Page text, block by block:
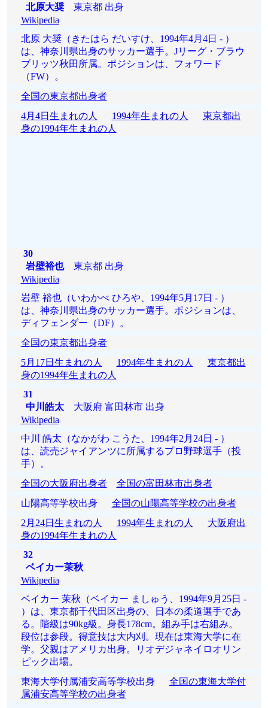
北原大奨東京都 出身
Wikipedia
北原 大奨（きたはら だいすけ、1994年4月4日 - ）
は、神奈川県出身のサッカー選手。Jリーグ・ブラウ
ブリッツ秋田所属。ポジションは、フォワード
（FW）。
全国の東京都出身者
4月4日生まれの人
1994年生まれの人
東京都出
身の1994年生まれの人
30
岩壁裕也東京都 出身
Wikipedia
岩壁 裕也（いわかべ ひろや、1994年5月17日 - ）
は、神奈川県出身のサッカー選手。ポジションは、
ディフェンダー（DF）。
全国の東京都出身者
5月17日生まれの人
1994年生まれの人
東京都出
身の1994年生まれの人
31
中川皓太大阪府 富田林市 出身
Wikipedia
中川 皓太（なかがわ こうた、1994年2月24日 - ）
は、読売ジャイアンツに所属するプロ野球選手（投
手）。
全国の大阪府出身者
全国の富田林市出身者
山陽高等学校出身 全国の山陽高等学校の出身者
2月24日生まれの人
1994年生まれの人
大阪府出
身の1994年生まれの人
32
ベイカー茉秋
Wikipedia
ベイカー 茉秋（ベイカー ましゅう、1994年9月25日 -
）は、東京都千代田区出身の、日本の柔道選手であ
る。階級は90kg級。身長178cm。組み手は右組み。
段位は参段。得意技は大内刈。現在は東海大学に在
学。父親はアメリカ出身。リオデジャネイロオリン
ピック出場。
東海大学付属浦安高等学校出身 全国の東海大学付
属浦安高等学校の出身者